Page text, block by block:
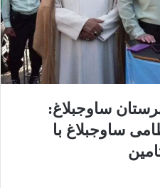
ساوجبلاغ:
ساوجبلاغ با